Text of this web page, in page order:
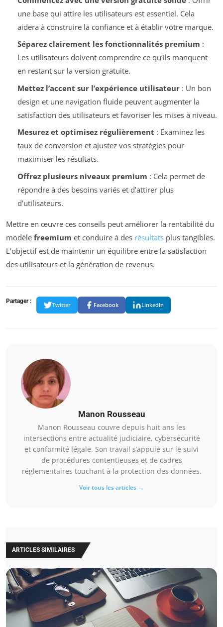
une base qui attire les utilisateurs est essentiel. Cela
aidera à construire la confiance et à établir votre marque.
Séparez clairement les fonctionnalités premium :
Les utilisateurs doivent comprendre ce qu’ils manquent
en restant sur la version gratuite.
Mettez l’accent sur l’expérience utilisateur: Un bon
design et une navigation fluide peuvent augmenter la
satisfaction des utilisateurs et favoriser les mises à niveau.
Mesurez et optimisez régulièrement : Examinez les
taux de conversion et ajustez vos stratégies pour
maximiser les résultats.
Offrez plusieurs niveaux premium : Cela permet de
répondre à des besoins variés et d’attirer plus
d’utilisateurs.
Mettre en œuvre ces conseils peut améliorer la rentabilité du
modèle freemium et conduire à des résultats plus tangibles.
L’objectif est de maintenir un équilibre entre la satisfaction
des utilisateurs et la génération de revenus.
Partager :
Twitter Facebook LinkedIn
Manon Rousseau
Manon Rousseau couvre depuis huit ans les
intersections entre actualité judiciaire, cybersécurité
et conformité légale. Son travail s’appuie sur le suivi
de procédures contentieuses et de cadres
réglementaires touchant à la protection des données.
Voir tous les articles →
ARTICLES SIMILAIRES